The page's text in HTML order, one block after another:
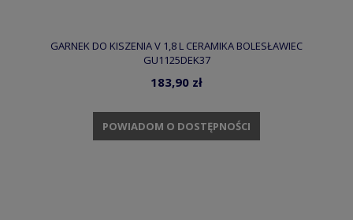
GARNEK DO KISZENIA V 1,8 L CERAMIKA BOLESŁAWIEC
GU1125DEK37
183,90 zł
POWIADOM O DOSTĘPNOŚCI